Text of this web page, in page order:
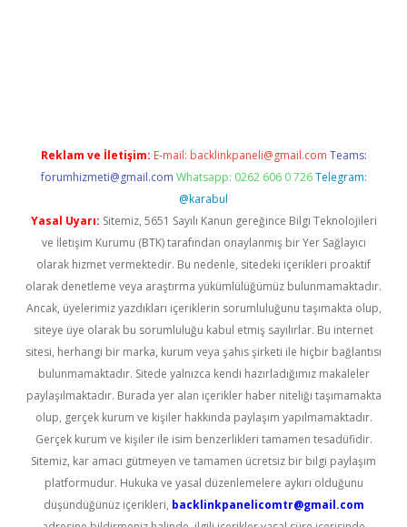
Reklam ve İletişim: E-mail: backlinkpaneli@gmail.com Teams:
forumhizmeti@gmail.com Whatsapp: 0262 606 0 726 Telegram:
@karabul
Yasal Uyarı: Sitemiz, 5651 Sayılı Kanun gereğince Bilgi Teknolojileri
ve İletişim Kurumu (BTK) tarafından onaylanmış bir Yer Sağlayıcı
olarak hizmet vermektedir. Bu nedenle, sitedeki içerikleri proaktif
olarak denetleme veya araştırma yükümlülüğümüz bulunmamaktadır.
Ancak, üyelerimiz yazdıkları içeriklerin sorumluluğunu taşımakta olup,
siteye üye olarak bu sorumluluğu kabul etmiş sayılırlar. Bu internet
sitesi, herhangi bir marka, kurum veya şahıs şirketi ile hiçbir bağlantısı
bulunmamaktadır. Sitede yalnızca kendi hazırladığımız makaleler
paylaşılmaktadır. Burada yer alan içerikler haber niteliği taşımamakta
olup, gerçek kurum ve kişiler hakkında paylaşım yapılmamaktadır.
Gerçek kurum ve kişiler ile isim benzerlikleri tamamen tesadüfidir.
Sitemiz, kar amacı gütmeyen ve tamamen ücretsiz bir bilgi paylaşım
platformudur. Hukuka ve yasal düzenlemelere aykırı olduğunu
düşündüğünüz içerikleri, backlinkpanelicomtr@gmail.com